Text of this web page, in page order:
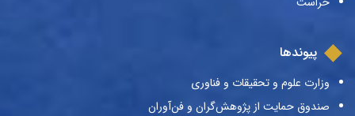
پیوندها
وزارت علوم و تحقیقات و فناوری
صندوق حمایت از پژوهش‌گران و فن‌آوران